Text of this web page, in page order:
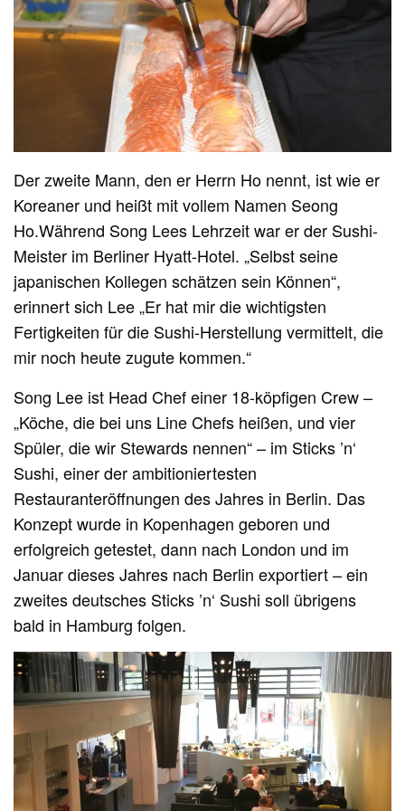
Der zweite Mann, den er Herrn Ho nennt, ist wie er
Koreaner und heißt mit vollem Namen Seong
Ho.Während Song Lees Lehrzeit war er der Sushi-
Meister im Berliner Hyatt-Hotel. „Selbst seine
japanischen Kollegen schätzen sein Können“,
erinnert sich Lee „Er hat mir die wichtigsten
Fertigkeiten für die Sushi-Herstellung vermittelt, die
mir noch heute zugute kommen.“
Song Lee ist Head Chef einer 18-köpfigen Crew –
„Köche, die bei uns Line Chefs heißen, und vier
Spüler, die wir Stewards nennen“ – im Sticks ’n‘
Sushi, einer der ambitioniertesten
Restauranteröffnungen des Jahres in Berlin. Das
Konzept wurde in Kopenhagen geboren und
erfolgreich getestet, dann nach London und im
Januar dieses Jahres nach Berlin exportiert – ein
zweites deutsches Sticks ’n‘ Sushi soll übrigens
bald in Hamburg folgen.